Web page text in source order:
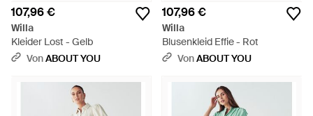
107,96 €
Willa
Kleider Lost - Gelb
VonABOUT YOU
107,96 €
Willa
Blusenkleid Effie - Rot
VonABOUT YOU